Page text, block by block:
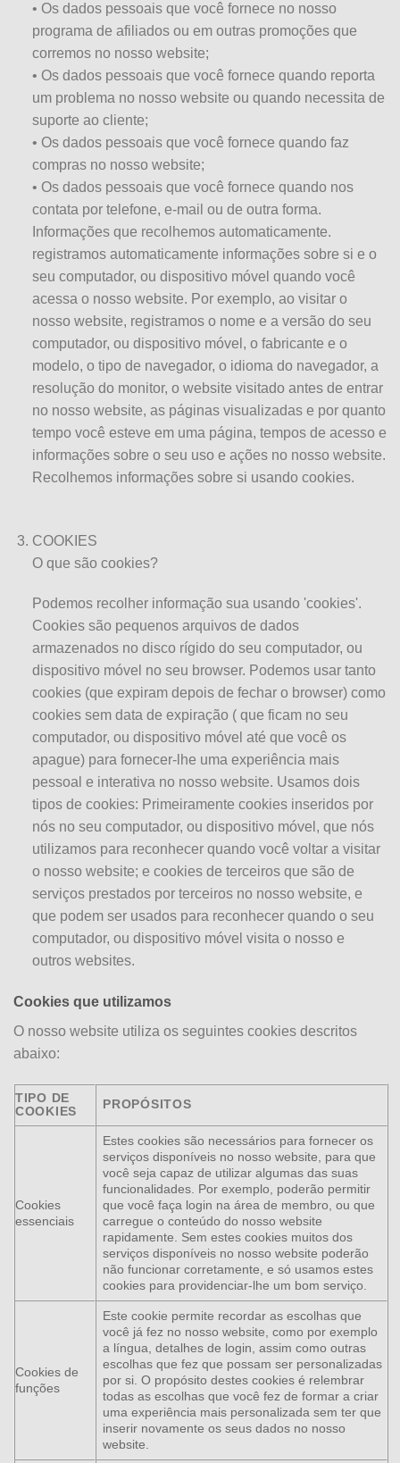
• Os dados pessoais que você fornece no nosso
programa de afiliados ou em outras promoções que
corremos no nosso website;
• Os dados pessoais que você fornece quando reporta
um problema no nosso website ou quando necessita de
suporte ao cliente;
• Os dados pessoais que você fornece quando faz
compras no nosso website;
• Os dados pessoais que você fornece quando nos
contata por telefone, e-mail ou de outra forma.
Informações que recolhemos automaticamente.
registramos automaticamente informações sobre si e o
seu computador, ou dispositivo móvel quando você
acessa o nosso website. Por exemplo, ao visitar o
nosso website, registramos o nome e a versão do seu
computador, ou dispositivo móvel, o fabricante e o
modelo, o tipo de navegador, o idioma do navegador, a
resolução do monitor, o website visitado antes de entrar
no nosso website, as páginas visualizadas e por quanto
tempo você esteve em uma página, tempos de acesso e
informações sobre o seu uso e ações no nosso website.
Recolhemos informações sobre si usando cookies.
COOKIES
O que são cookies?
Podemos recolher informação sua usando 'cookies'.
Cookies são pequenos arquivos de dados
armazenados no disco rígido do seu computador, ou
dispositivo móvel no seu browser. Podemos usar tanto
cookies (que expiram depois de fechar o browser) como
cookies sem data de expiração ( que ficam no seu
computador, ou dispositivo móvel até que você os
apague) para fornecer-lhe uma experiência mais
pessoal e interativa no nosso website. Usamos dois
tipos de cookies: Primeiramente cookies inseridos por
nós no seu computador, ou dispositivo móvel, que nós
utilizamos para reconhecer quando você voltar a visitar
o nosso website; e cookies de terceiros que são de
serviços prestados por terceiros no nosso website, e
que podem ser usados para reconhecer quando o seu
computador, ou dispositivo móvel visita o nosso e
outros websites.
Cookies que utilizamos
O nosso website utiliza os seguintes cookies descritos
abaixo:
TIPO DE
COOKIES
PROPÓSITOS
Cookies
essenciais
Estes cookies são necessários para fornecer os
serviços disponíveis no nosso website, para que
você seja capaz de utilizar algumas das suas
funcionalidades. Por exemplo, poderão permitir
que você faça login na área de membro, ou que
carregue o conteúdo do nosso website
rapidamente. Sem estes cookies muitos dos
serviços disponíveis no nosso website poderão
não funcionar corretamente, e só usamos estes
cookies para providenciar-lhe um bom serviço.
Cookies de
funções
Este cookie permite recordar as escolhas que
você já fez no nosso website, como por exemplo
a língua, detalhes de login, assim como outras
escolhas que fez que possam ser personalizadas
por si. O propósito destes cookies é relembrar
todas as escolhas que você fez de formar a criar
uma experiência mais personalizada sem ter que
inserir novamente os seus dados no nosso
website.